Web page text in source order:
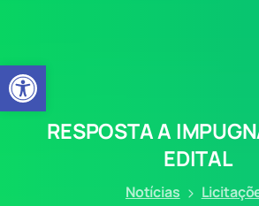
Abrir a barra de
RESPOSTAA
EDITAL
Notícias